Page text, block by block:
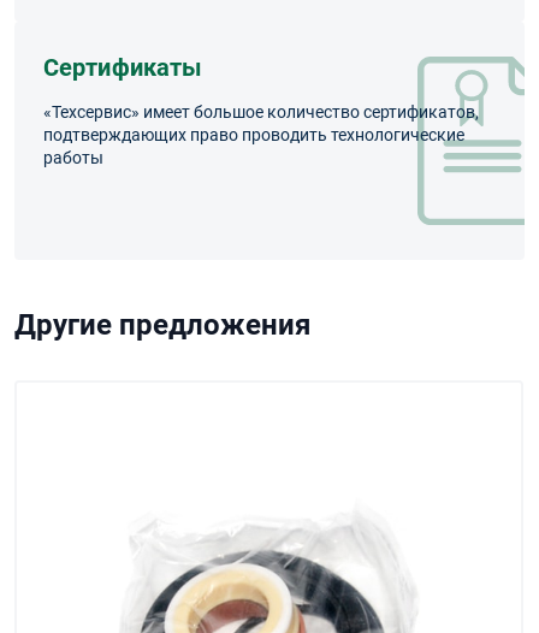
Сертификаты
«Техсервис» имеет большое количество сертификатов,
подтверждающих право проводить технологические
работы
Другие предложения